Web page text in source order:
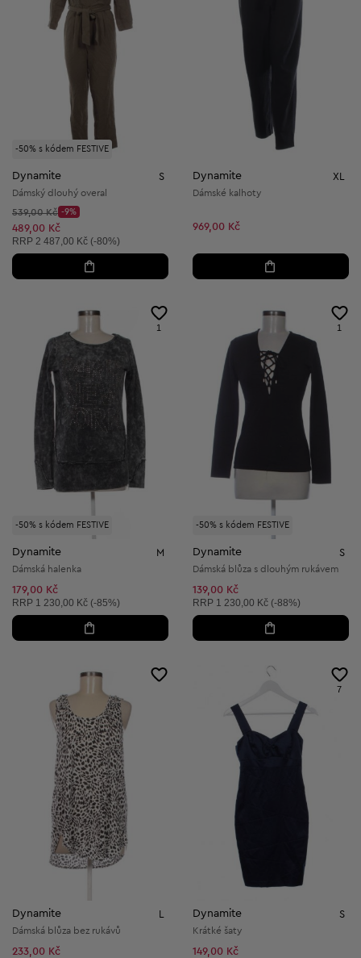
-50% s kódem FESTIVE
Dynamite S
Dámský dlouhý overal
Původní cena:
539,00 Kč
Discount Price:
-9%
Snížená cena:
489,00 Kč
Doporučená cena:
RRP 2 487,00 Kč (-80%)
Dynamite XL
Dámské kalhoty
969,00 Kč
-50% s kódem FESTIVE
1
Dynamite M
Dámská halenka
179,00 Kč
Doporučená cena:
RRP 1 230,00 Kč (-85%)
-50% s kódem FESTIVE
1
Dynamite S
Dámská blůza s dlouhým rukávem
139,00 Kč
Doporučená cena:
RRP 1 230,00 Kč (-88%)
Dynamite
Dámská blůza bez rukávů
233,00 Kč
7
Dynamite S
Krátké šaty
149,00 Kč